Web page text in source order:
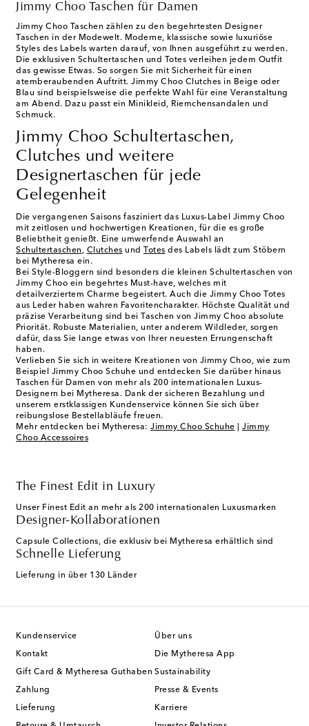
Jimmy Choo Taschen für Damen
Jimmy Choo Taschen zählen zu den begehrtesten Designer
Taschen in der Modewelt. Moderne, klassische sowie luxuriöse
Styles des Labels warten darauf, von Ihnen ausgeführt zu werden.
Die exklusiven Schultertaschen und Totes verleihen jedem Outfit
das gewisse Etwas. So sorgen Sie mit Sicherheit für einen
atemberaubenden Auftritt. Jimmy Choo Clutches in Beige oder
Blau sind beispielsweise die perfekte Wahl für eine Veranstaltung
am Abend. Dazu passt ein Minikleid, Riemchensandalen und
Schmuck.
Jimmy Choo Schultertaschen,
Clutches und weitere
Designertaschen für jede
Gelegenheit
Die vergangenen Saisons fasziniert das Luxus-Label Jimmy Choo
mit zeitlosen und hochwertigen Kreationen, für die es große
Beliebtheit genießt. Eine umwerfende Auswahl an
Schultertaschen , Clutches und Totes des Labels lädt zum Stöbern
bei Mytheresa ein.
Bei Style-Bloggern sind besonders die kleinen Schultertaschen von
Jimmy Choo ein begehrtes Must-have, welches mit
detailverziertem Charme begeistert. Auch die Jimmy Choo Totes
aus Leder haben wahren Favoritencharakter. Höchste Qualität und
präzise Verarbeitung sind bei Taschen von Jimmy Choo absolute
Priorität. Robuste Materialien, unter anderem Wildleder, sorgen
dafür, dass Sie lange etwas von Ihrer neuesten Errungenschaft
haben.
Verlieben Sie sich in weitere Kreationen von Jimmy Choo, wie zum
Beispiel Jimmy Choo Schuhe und entdecken Sie darüber hinaus
Taschen für Damen von mehr als 200 internationalen Luxus-
Designern bei Mytheresa. Dank der sicheren Bezahlung und
unserem erstklassigen Kundenservice können Sie sich über
reibungslose Bestellabläufe freuen.
Mehr entdecken bei Mytheresa: Jimmy Choo Schuhe
Jimmy
Choo Accessoires
The Finest Edit in Luxury
Unser Finest Edit an mehr als 200 internationalen Luxusmarken
Designer-Kollaborationen
Capsule Collections, die exklusiv bei Mytheresa erhältlich sind
Schnelle Lieferung
Lieferung in über 130 Länder
Kundenservice
Kontakt
Gift Card & Mytheresa Guthaben
Zahlung
Lieferung
Über uns
Die Mytheresa App
Sustainability
Presse & Events
Karriere